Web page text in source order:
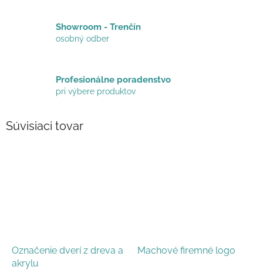
Showroom - Trenčín
osobný odber
Profesionálne poradenstvo
pri výbere produktov
Súvisiaci tovar
Označenie dverí z dreva a
akrylu
Machové firemné logo